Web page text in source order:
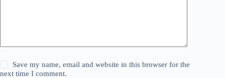
Save my name, email and website in this browser for the
next time I comment.